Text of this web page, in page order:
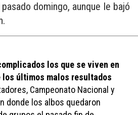
domingo, aunque le bajó
los que se viven en
los últimos malos resultados
Campeonato Nacional y
donde los albos quedaron